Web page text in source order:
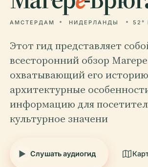
АМСТЕРДАМ НИДЕРЛАНДЫ 52°
Этот гид представляет
всесторонний обзор
охватывающий его
архитектурные
информацию для
культурное значени
Слушать аудиогид